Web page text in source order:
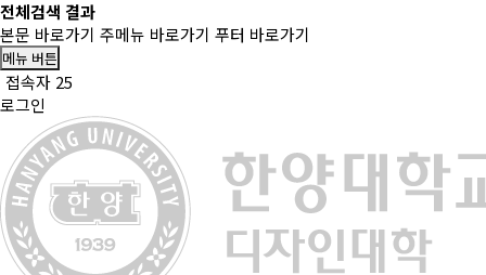
전체검색 결과
본문 바로가기 주메뉴 바로가기 푸터 바로가기
메뉴 버튼
접속자 25
로그인